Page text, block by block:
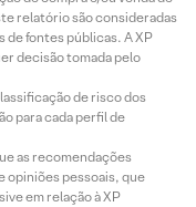
relatório são consideradas
de fontes públicas. A XP
decisão tomada pelo
de risco dos
para cada perfil de
as recomendações
opiniões pessoais, que
em relação à XP